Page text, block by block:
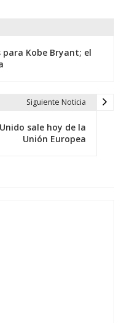
Kobe Bryant; el
Siguiente Noticia
sale hoy de la
Unión Europea